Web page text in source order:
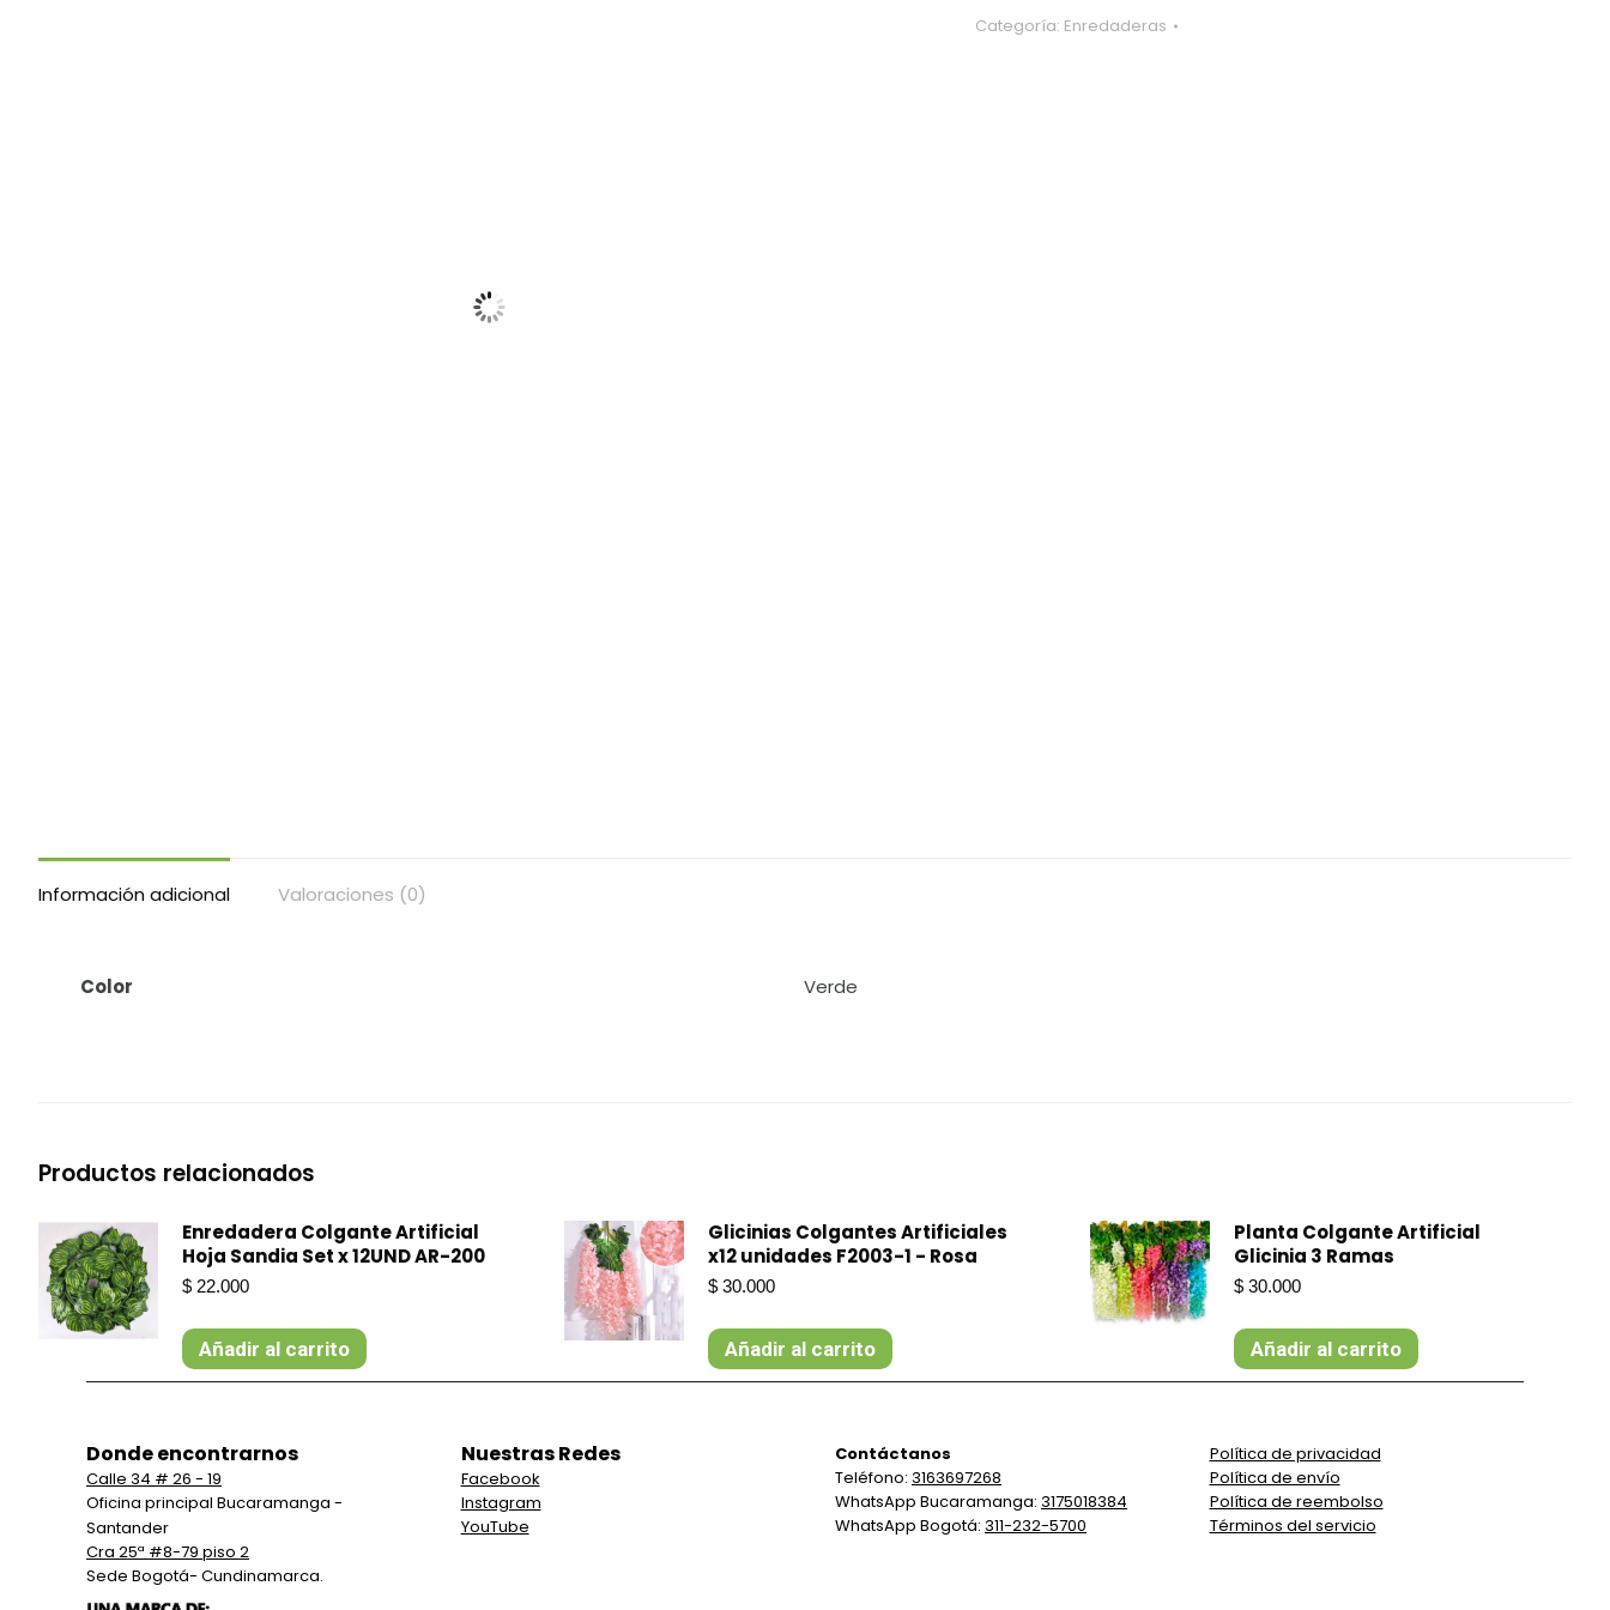
Categoría: Enredaderas
Información adicional Valoraciones (0)
Color Verde
Productos relacionados
Enredadera Colgante Artificial
Hoja Sandia Set x 12UND AR-200
$ 22.000
Añadir al carrito
Glicinias Colgantes Artificiales
x12 unidades F2003-1 - Rosa
$30.000
Añadir al carrito
Planta Colgante Artificial
Glicinia 3 Ramas
$30.000
Añadir al carrito
Donde encontrarnos
Calle 34 # 26 - 19
Oficina principal Bucaramanga -
Santander
Cra 25ª #8-79 piso 2
Sede Bogotá- Cundinamarca.
Nuestras Redes
Facebook
Instagram
YouTube
Contáctanos
Teléfono: 3163697268
WhatsApp Bucaramanga: 3175018384
WhatsApp Bogotá: 311-232-5700
Política de privacidad
Política de envío
Política de reembolso
Términos del servicio